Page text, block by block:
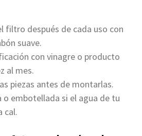
filtro después de cada uso con
suave.
con vinagre o producto
al mes.
piezas antes de montarlas.
o embotellada si el agua de tu
cal.